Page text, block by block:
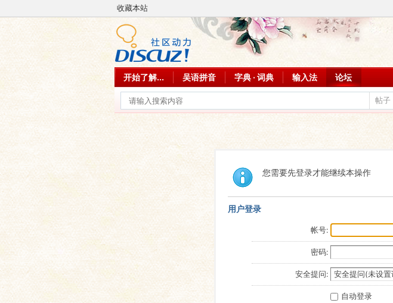
收藏本站
开始了解... 吴语拼音 字典 · 词典 输入法 论坛
帖子
您需要先登录才能继续本操作
用户登录
帐号:
密码:
安全提问:
自动登录